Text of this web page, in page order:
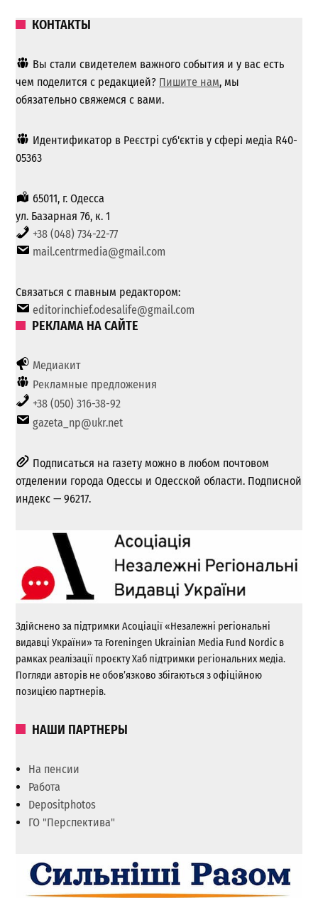
КОНТАКТЫ
Вы стали свидетелем важного события и у вас есть
чем поделится с редакцией? Пишите нам, мы
обязательно свяжемся с вами.
Идентификатор в Реєстрі суб'єктів у сфері медіа R40-
05363
65011, г. Одесса
ул. Базарная 76, к. 1
+38 (048) 734-22-77
mail.centrmedia@gmail.com
Связаться с главным редактором:
editorinchief.odesalife@gmail.com
РЕКЛАМА НА САЙТЕ
Медиакит
Рекламные предложения
+38 (050) 316-38-92
gazeta_np@ukr.net
Подписаться на газету можно в любом почтовом
отделении города Одессы и Одесской области. Подписной
индекс — 96217.
Здійснено за підтримки Асоціації «Незалежні регіональні
видавці України» та Foreningen Ukrainian Media Fund Nordic в
рамках реалізації проєкту Хаб підтримки регіональних медіа.
Погляди авторів не обов’язково збігаються з офіційною
позицією партнерів.
НАШИ ПАРТНЕРЫ
На пенсии
Работа
Depositphotos
ГО "Перспектива"